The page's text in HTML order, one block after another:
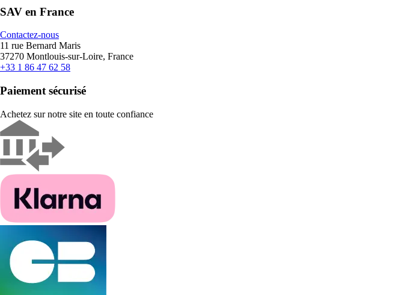
SAV en France
Contactez-nous
11 rue Bernard Maris
37270 Montlouis-sur-Loire, France
+33 1 86 47 62 58
Paiement sécurisé
Achetez sur notre site en toute confiance